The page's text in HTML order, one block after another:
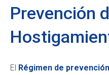
Prevención
El Régimen de